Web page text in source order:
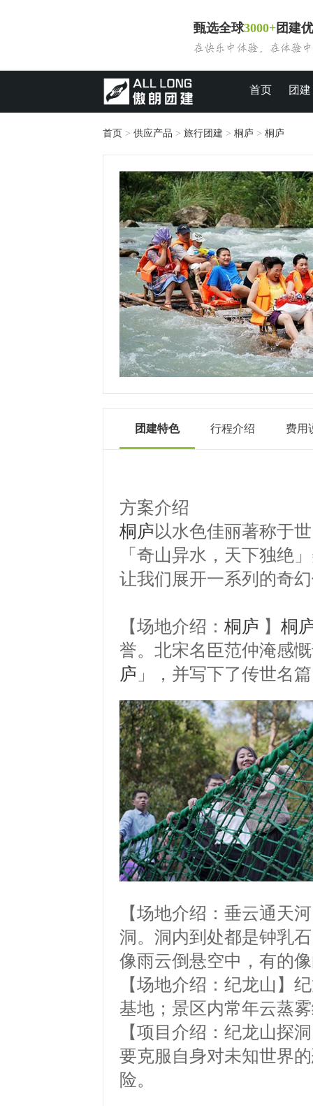
甄选全球3000+团建
首页 团建
首页 > 供应产品 > 旅行团建 > 桐庐> 桐庐
团建特色 行程介绍 费用
方案介绍
桐庐以水色佳丽著称于
「奇山异水，天下独绝
让我们展开一系列的奇
【场地介绍： 桐庐 】 桐
誉。北宋名臣范仲淹感
庐 」，并写下了传世名
【场地介绍：垂云通天
洞。洞内到处都是钟乳
像雨云倒悬空中，有的
【场地介绍：纪龙山】
基地；景区内常年云蒸
【项目介绍：纪龙山探
要克服自身对未知世界
险。